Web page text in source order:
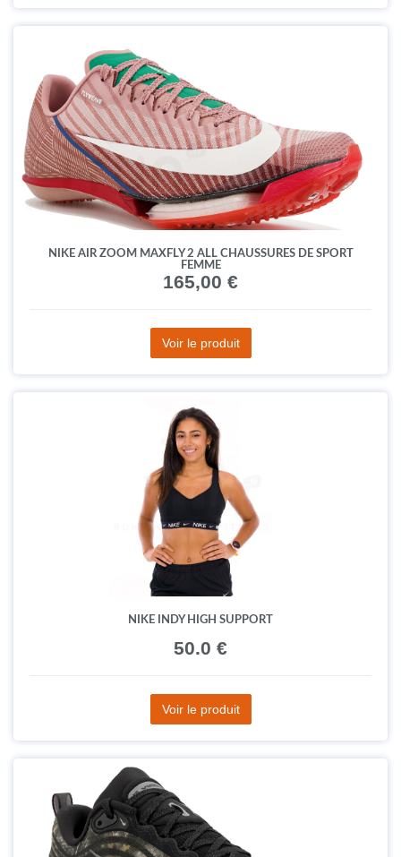
NIKE AIR ZOOM MAXFLY 2 ALL CHAUSSURES DE SPORT
FEMME
165,00 €
Voir le produit
NIKE INDY HIGH SUPPORT
50.0 €
Voir le produit